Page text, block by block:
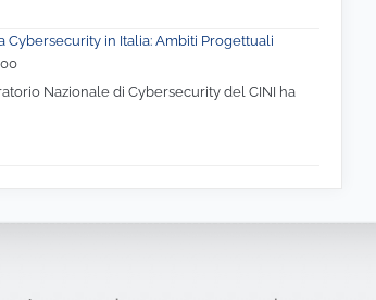
Cybersecurity in Italia: Ambiti Progettuali
Nazionale di Cybersecurity del CINI ha